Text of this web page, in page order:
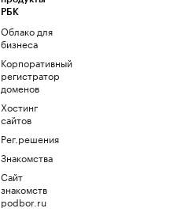
РБК
Облако для
бизнеса
Корпоративный
регистратор
доменов
Хостинг
сайтов
Рег.решения
Знакомства
Сайт
знакомств
podbor.ru